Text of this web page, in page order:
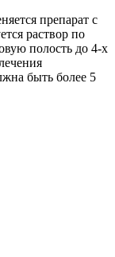
препарат с
раствор по
полость до 4-х
быть более 5